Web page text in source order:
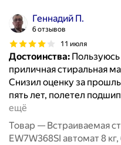
Геннадий П.
6 отзывов
11 июля
Достоинства:
приличная стиральная
Снизил оценку за
пять лет, полетел
ещё
Товар — Встраиваемая
EW7W368SI автомат 8